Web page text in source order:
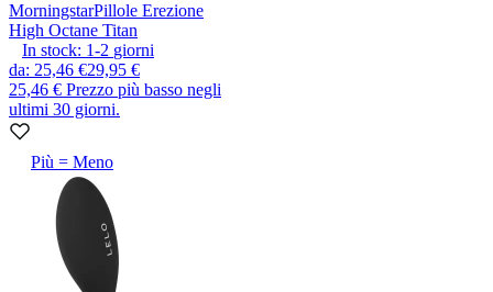
MorningstarPillole Erezione
High Octane Titan
In stock: 1-2 giorni
da: 25,46 €29,95 €
25,46 € Prezzo più basso negli
ultimi 30 giorni.
Più = Meno